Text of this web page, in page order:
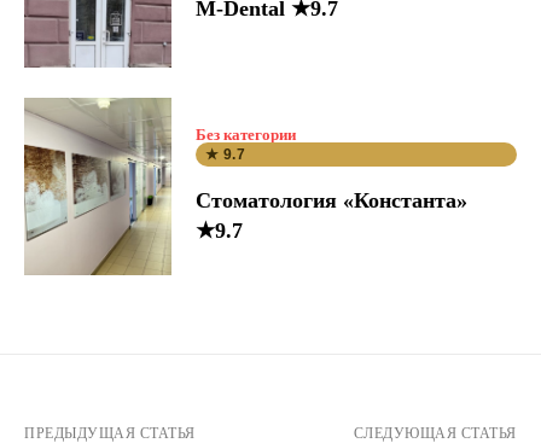
M-Dental ★9.7
Без категории
★ 9.7
Стоматология «Константа»
★9.7
ПРЕДЫДУЩАЯ СТАТЬЯ СЛЕДУЮЩАЯ СТАТЬЯ